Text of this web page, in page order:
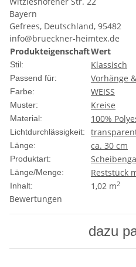
Bayern
Gefrees, Deutschland, 95482
info@brueckner-heimtex.de
ProdukteigenschaftWert
Stil: Klassisch
Passend für: Vorhänge
Farbe: WEISS
Muster: Kreise
Material: 100%
Lichtdurchlässigkeit:
Länge: ca. 30 cm
Produktart:
Länge/Menge: Reststück
Inhalt: 1,02 m2
Bewertungen
dazu